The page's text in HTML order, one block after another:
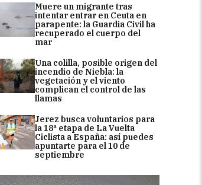
Muere un migrante tras
intentar entrar en Ceuta en
parapente: la Guardia Civil ha
recuperado el cuerpo del
mar
Una colilla, posible origen del
incendio de Niebla: la
vegetación y el viento
complican el control de las
llamas
Jerez busca voluntarios para
la 18ª etapa de La Vuelta
Ciclista a España: así puedes
apuntarte para el 10 de
septiembre